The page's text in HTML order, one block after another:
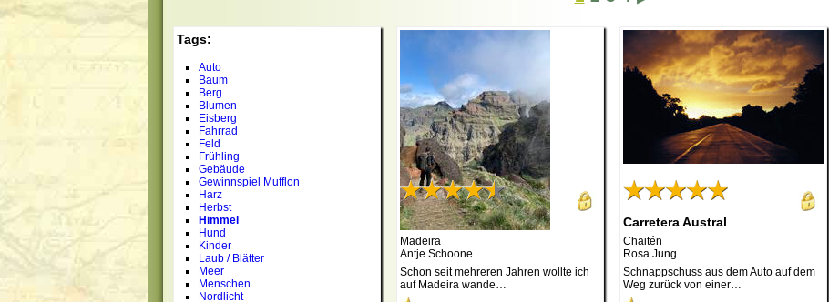
Tags:
Auto
Baum
Berg
Blumen
Eisberg
Fahrrad
Feld
Frühling
Gebäude
Gewinnspiel Mufflon
Harz
Herbst
Himmel
Hund
Kinder
Laub / Blätter
Meer
Menschen
Nordlicht
Ein Traum wird wahr
Madeira
Antje Schoone
Schon seit mehreren Jahren wollte ich
auf Madeira wande…
Carretera Austral
Chaitén
Rosa Jung
Schnappschuss aus dem Auto auf dem
Weg zurück von einer…